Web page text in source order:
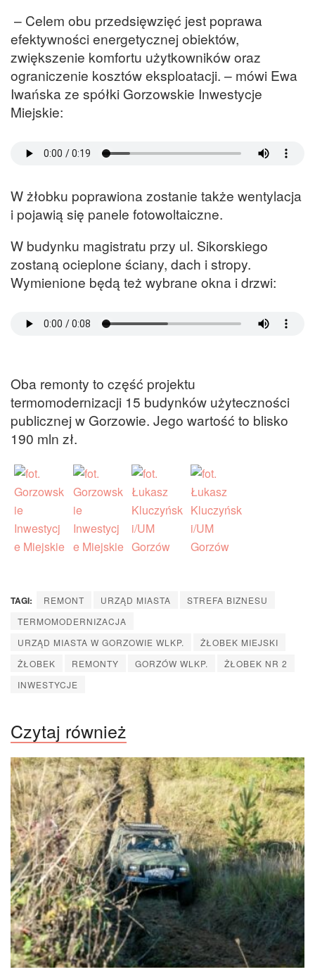
– Celem obu przedsięwzięć jest poprawa
efektywności energetycznej obiektów,
zwiększenie komfortu użytkowników oraz
ograniczenie kosztów eksploatacji. – mówi Ewa
Iwańska ze spółki Gorzowskie Inwestycje
Miejskie:
W żłobku poprawiona zostanie także wentylacja
i pojawią się panele fotowoltaiczne.
W budynku magistratu przy ul. Sikorskiego
zostaną ocieplone ściany, dach i stropy.
Wymienione będą też wybrane okna i drzwi:
Oba remonty to część projektu
termomodernizacji 15 budynków użyteczności
publicznej w Gorzowie. Jego wartość to blisko
190 mln zł.
TAGI: REMONT URZĄD MIASTA
STREFA BIZNESU
TERMOMODERNIZACJA
URZĄD MIASTA W GORZOWIE WLKP.
ŻŁOBEK MIEJSKI
ŻŁOBEK
REMONTY GORZÓW WLKP.
ŻŁOBEK NR 2
INWESTYCJE
Czytaj również